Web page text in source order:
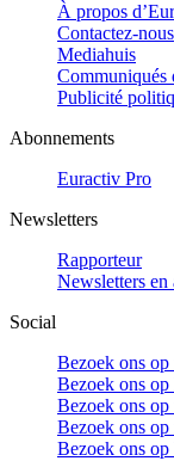
À propos
Contactez-nous
Mediahuis
Communiqués
Publicité
Abonnements
Euractiv Pro
Newsletters
Rapporteur
Newsletters en
Social
Bezoek ons
Bezoek ons
Bezoek ons op
Bezoek ons op
Bezoek ons